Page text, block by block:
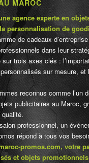
MAROC
agence experte en
personnalisation de
de cadeaux
dans leur
trois axes clés :
sur mesure,
reconnus comme
publicitaires au Maroc,
professionnel, un
répond à tous vos
promos.com, votre
et objets